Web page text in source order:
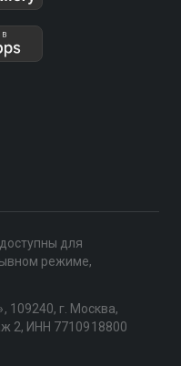
для
режиме,
г. Москва,
2, ИНН 7710918800